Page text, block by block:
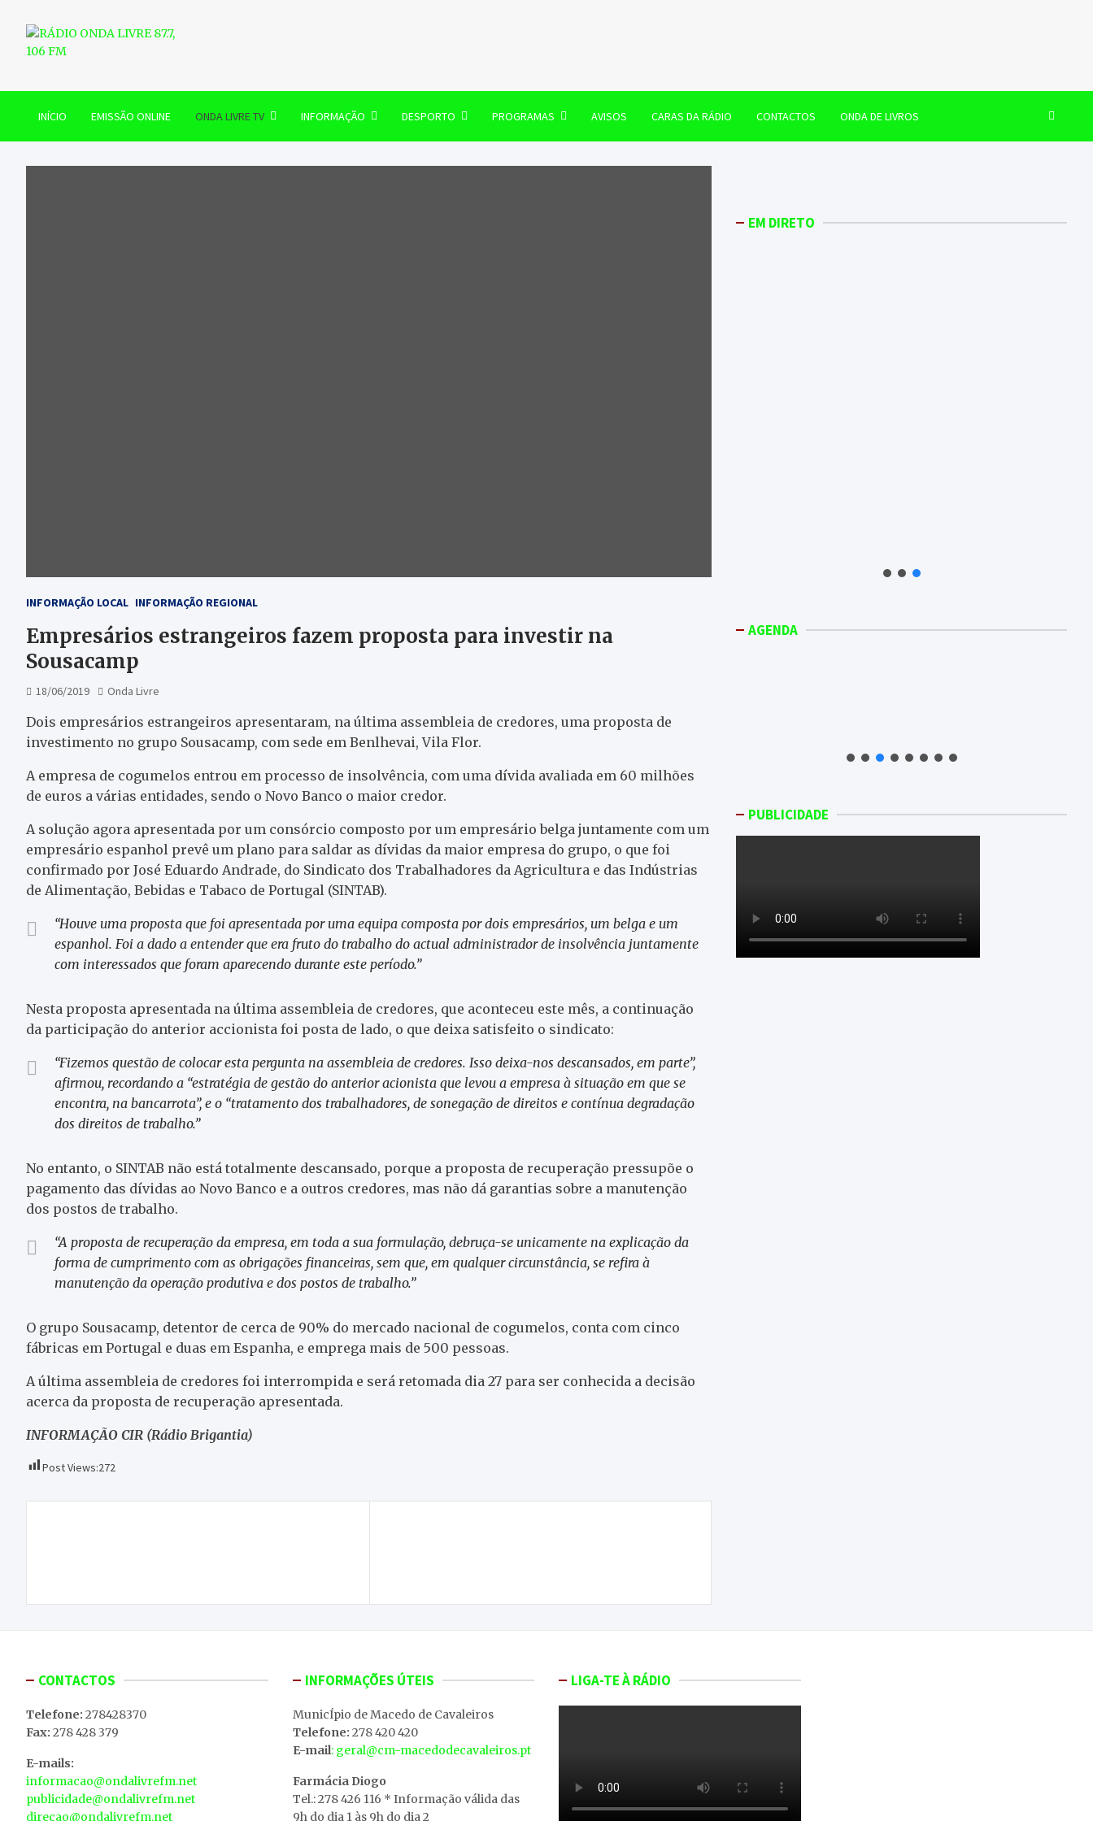
content
RÁDIO ONDA LIVRE 87.7, 106 FM
INÍCIO EMISSÃO ONLINE ONDA LIVRE TV INFORMAÇÃO DESPORTO PROGRAMAS AVISOS CARAS DA RÁDIO CONTACTOS ONDA DE LIVROS
INFORMAÇÃO LOCAL INFORMAÇÃO REGIONAL
Empresários estrangeiros fazem proposta para investir na
Sousacamp
18/06/2019 Onda Livre
Dois empresários estrangeiros apresentaram, na última assembleia de credores, uma proposta de
investimento no grupo Sousacamp, com sede em Benlhevai, Vila Flor.
A empresa de cogumelos entrou em processo de insolvência, com uma dívida avaliada em 60 milhões
de euros a várias entidades, sendo o Novo Banco o maior credor.
A solução agora apresentada por um consórcio composto por um empresário belga juntamente com um
empresário espanhol prevê um plano para saldar as dívidas da maior empresa do grupo, o que foi
confirmado por José Eduardo Andrade, do Sindicato dos Trabalhadores da Agricultura e das Indústrias
de Alimentação, Bebidas e Tabaco de Portugal (SINTAB).
“Houve uma proposta que foi apresentada por uma equipa composta por dois empresários, um belga e um
espanhol. Foi a dado a entender que era fruto do trabalho do actual administrador de insolvência juntamente
com interessados que foram aparecendo durante este período.”
Nesta proposta apresentada na última assembleia de credores, que aconteceu este mês, a continuação
da participação do anterior accionista foi posta de lado, o que deixa satisfeito o sindicato:
“Fizemos questão de colocar esta pergunta na assembleia de credores. Isso deixa-nos descansados, em parte”,
afirmou, recordando a “estratégia de gestão do anterior acionista que levou a empresa à situação em que se
encontra, na bancarrota”, e o “tratamento dos trabalhadores, de sonegação de direitos e contínua degradação
dos direitos de trabalho.”
No entanto, o SINTAB não está totalmente descansado, porque a proposta de recuperação pressupõe o
pagamento das dívidas ao Novo Banco e a outros credores, mas não dá garantias sobre a manutenção
dos postos de trabalho.
“A proposta de recuperação da empresa, em toda a sua formulação, debruça-se unicamente na explicação da
forma de cumprimento com as obrigações financeiras, sem que, em qualquer circunstância, se refira à
manutenção da operação produtiva e dos postos de trabalho.”
O grupo Sousacamp, detentor de cerca de 90% do mercado nacional de cogumelos, conta com cinco
fábricas em Portugal e duas em Espanha, e emprega mais de 500 pessoas.
A última assembleia de credores foi interrompida e será retomada dia 27 para ser conhecida a decisão
acerca da proposta de recuperação apresentada.
INFORMAÇÃO CIR (Rádio Brigantia)
Post Views:272
EM DIRETO
AGENDA
PUBLICIDADE
CONTACTOS
Telefone: 278428370
Fax: 278 428 379
E-mails:
informacao@ondalivrefm.net
publicidade@ondalivrefm.net
direcao@ondalivrefm.net
INFORMAÇÕES ÚTEIS
MunicÍpio de Macedo de Cavaleiros
Telefone: 278 420 420
E-mail: geral@cm-macedodecavaleiros.pt
Farmácia Diogo
Tel.: 278 426 116 * Informação válida das
9h do dia 1 às 9h do dia 2
LIGA-TE À RÁDIO